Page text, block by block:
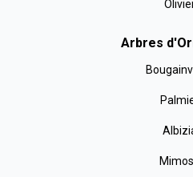
Arbres